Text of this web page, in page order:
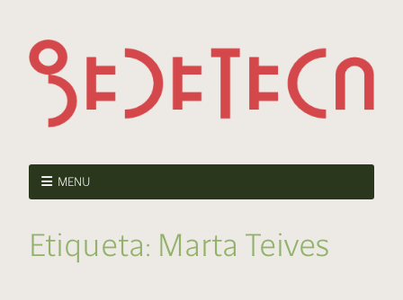
MENU
Etiqueta: Marta Teives